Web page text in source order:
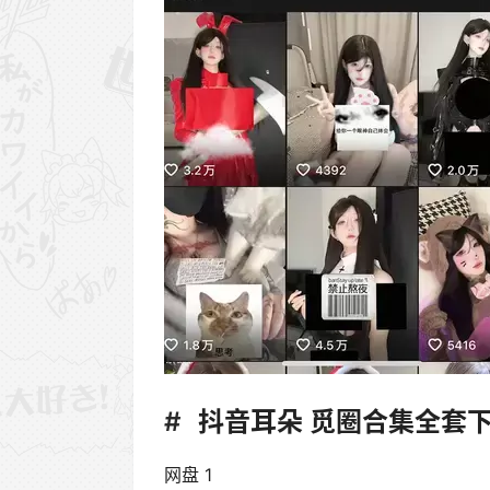
抖音耳朵 觅圈合集全套
网盘 1